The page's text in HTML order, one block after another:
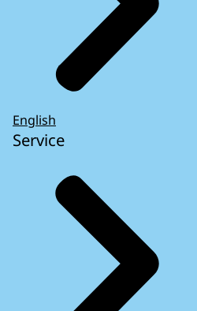
English
Service